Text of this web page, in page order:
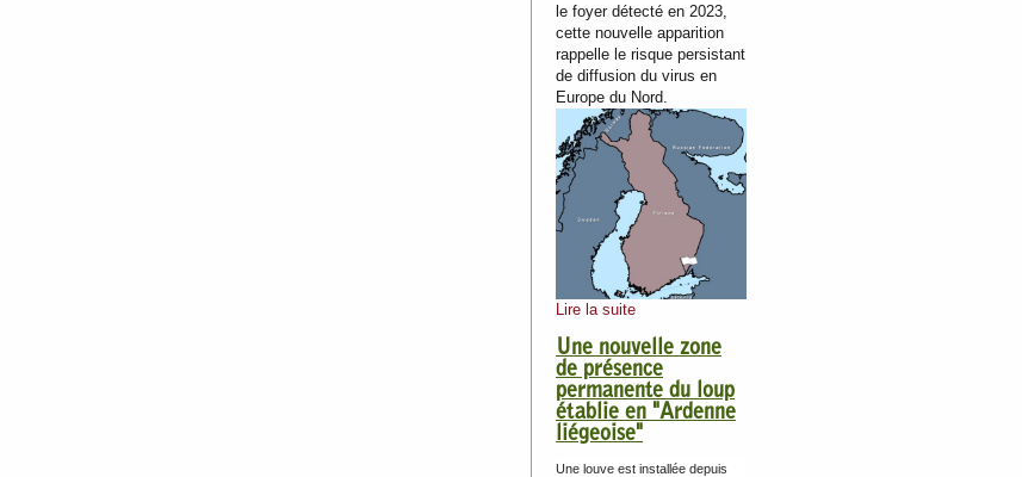
le foyer détecté en 2023,
cette nouvelle apparition
rappelle le risque persistant
de diffusion du virus en
Europe du Nord.
Lire la suite
Une nouvelle zone
de présence
permanente du loup
établie en "Ardenne
liégeoise"
Une louve est installée depuis